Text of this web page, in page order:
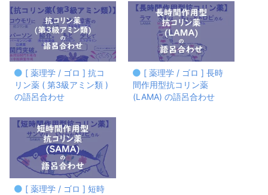
[ 薬理学 / ゴロ ] 抗コ
リン薬 ( 第3級アミン類 )
の語呂合わせ
[ 薬理学 / ゴロ ] 長時
間作用型抗コリン薬
(LAMA) の語呂合わせ
[ 薬理学 / ゴロ ] 短時